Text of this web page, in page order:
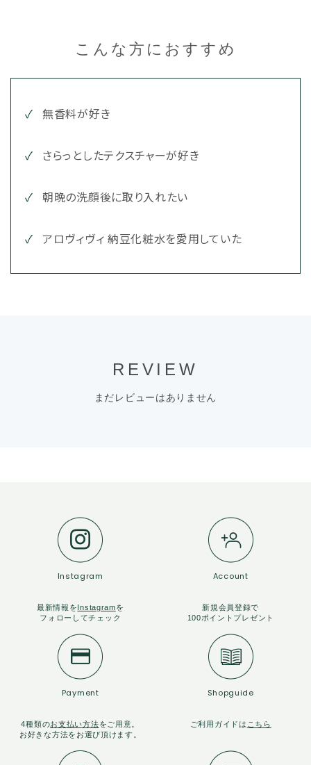
こんな方におすすめ
無香料が好き
さらっとしたテクスチャーが好き
朝晩の洗顔後に取り入れたい
アロヴィヴィ 納豆化粧水を愛用していた
REVIEW
まだレビューはありません
Instagram
最新情報をInstagramを
フォローしてチェック
Account
新規会員登録で
100ポイントプレゼント
Payment
4種類のお支払い方法をご用意。
お好きな方法をお選び頂けます。
Shopguide
ご利用ガイドは こちら